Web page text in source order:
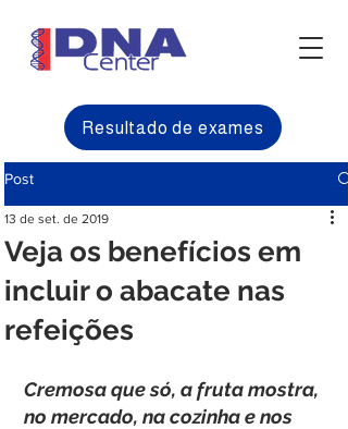
Resultado de exames
Post
Veja os benefícios em
incluir o abacate nas
refeições
13 de set. de 2019
Cremosa que só, a fruta mostra,
no mercado, na cozinha e nos